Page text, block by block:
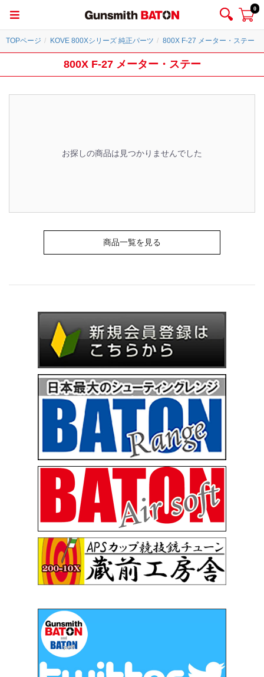
0
TOPページ KOVE 800Xシリーズ 純正パーツ 800X F-27 メーター・ステー
800X F-27 メーター・ステー
お探しの商品は見つかりませんでした
商品一覧を見る